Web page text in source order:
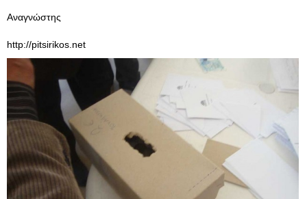
Αναγνώστης
http://pitsirikos.net